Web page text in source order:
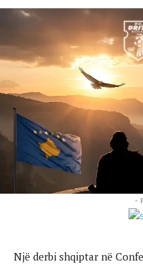
-
Një derbi shqiptar në